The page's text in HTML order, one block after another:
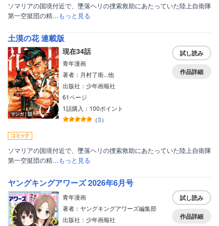
ソマリアの国境付近で、墜落ヘリの捜索救助にあたっていた陸上自衛隊
第一空挺団の精…もっと見る
土漠の花 連載版
マンガ｜話
現在34話
青年漫画
著者：月村了衛...他
出版社：少年画報社
61ページ
1話購入：100ポイント
（3）
試し読み
作品詳細
ソマリアの国境付近で、墜落ヘリの捜索救助にあたっていた陸上自衛隊
第一空挺団の精…もっと見る
ヤングキングアワーズ 2026年6月号
青年漫画
著者：ヤングキングアワーズ編集部
出版社：少年画報社
試し読み
作品詳細
ティーンズラブ
女性写真集